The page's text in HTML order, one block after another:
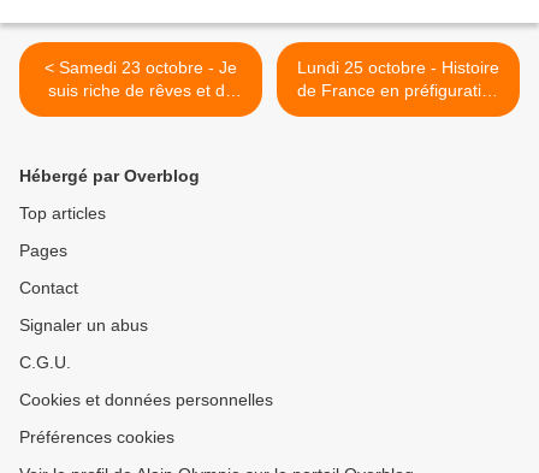
< Samedi 23 octobre - Je
suis riche de rêves et de
débauches
Lundi 25 octobre - Histoire
de France en préfiguration
>
Hébergé par Overblog
Top articles
Pages
Contact
Signaler un abus
C.G.U.
Cookies et données personnelles
Préférences cookies